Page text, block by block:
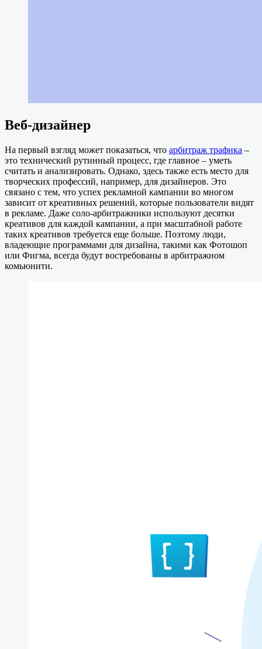
Веб-дизайнер
На первый взгляд может показаться, что арбитраж трафика –
это технический рутинный процесс, где главное – уметь
считать и анализировать. Однако, здесь также есть место для
творческих профессий, например, для дизайнеров. Это
связано с тем, что успех рекламной кампании во многом
зависит от креативных решений, которые пользователи видят
в рекламе. Даже соло-арбитражники используют десятки
креативов для каждой кампании, а при масштабной работе
таких креативов требуется еще больше. Поэтому люди,
владеющие программами для дизайна, такими как Фотошоп
или Фигма, всегда будут востребованы в арбитражном
комьюнити.